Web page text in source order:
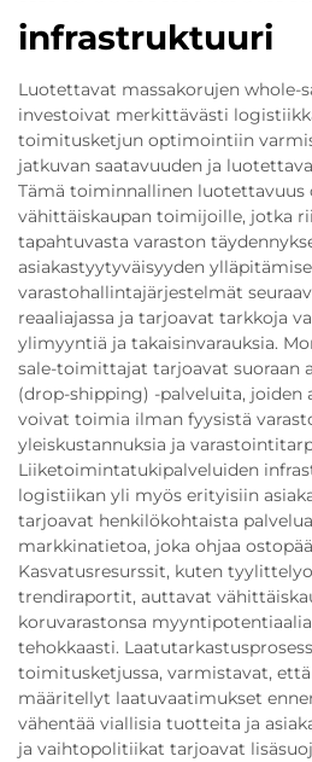
infrastruktuuri
Luotettavat massakorujen whole-
investoivat merkittävästi
toimitusketjun optimointiin
jatkuvan saatavuuden ja
Tämä toiminnallinen luotettavuus
vähittäiskaupan toimijoille, jotka
tapahtuvasta varaston
asiakastyytyväisyyden
varastohallintajärjestelmät
reaaliajassa ja tarjoavat tarkkoja
ylimyyntiä ja takaisinvarauksia.
sale-toimittajat tarjoavat suoraan
(drop-shipping) -palveluita, joiden
voivat toimia ilman fyysistä
yleiskustannuksia ja
Liiketoimintatukipalveluiden
logistiikan yli myös erityisiin
tarjoavat henkilökohtaista
markkinatietoa, joka ohjaa
Kasvatusresurssit, kuten
trendiraportit, auttavat
koruvarastonsa
tehokkaasti.
toimitusketjussa, varmistavat,
määritellyt laatuvaatimukset
vähentää viallisia tuotteita ja
ja vaihtopolitiikat tarjoavat